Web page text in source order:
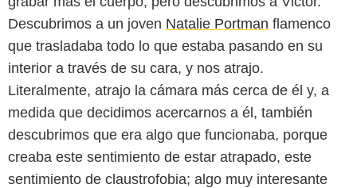
Descubrimos a un joven Natalie Portman flamenco
que trasladaba todo lo que estaba pasando en su
interior a través de su cara, y nos atrajo.
Literalmente, atrajo la cámara más cerca de él y, a
medida que decidimos acercarnos a él, también
descubrimos que era algo que funcionaba, porque
creaba este sentimiento de estar atrapado, este
sentimiento de claustrofobia; algo muy interesante